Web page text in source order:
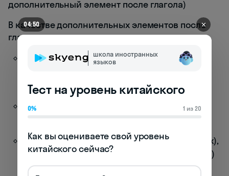
дополнительный элемент после глагола)
В качестве дополнительных элементов после
глагола могут выступать:
Результативные морфемы: 完 (wán,
испортить), 破 (pò, разбить) и другие
Частица 了 (le), указывающая на
Направительные морфемы: 上 (shàng, вверх),
下 (xià, вниз), 进 (jìn, внутрь), 出 (chū, наружу)
и т.д.
04:50 ✕
школа иностранных
языков
Тест на уровень китайского
0% 1 из 20
Как вы оцениваете свой уровень
китайского сейчас?